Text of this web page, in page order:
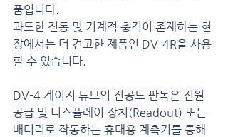
품입니다.
과도한 진동 및 기계적 충격이 존재하는 현
장에서는 더 견고한 제품인 DV-4R을 사용
할 수 있습니다.
DV-4 게이지 튜브의 진공도 판독은 전원
공급 및 디스플레이 장치(Readout) 또는
배터리로 작동하는 휴대용 계측기를 통해